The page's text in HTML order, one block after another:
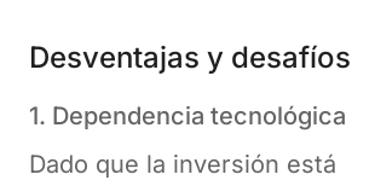
Desventajas y desafíos
1. Dependencia tecnológica
Dado que la inversión está